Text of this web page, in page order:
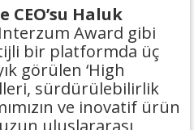
Haluk
Award gibi
bir platformda üç
görülen ‘High
sürdürülebilirlik
ve inovatif ürün